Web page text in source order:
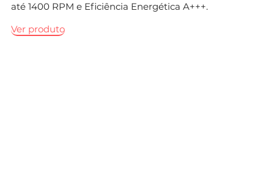
até 1400 RPM e Eficiência Energética A+++.
Ver produto